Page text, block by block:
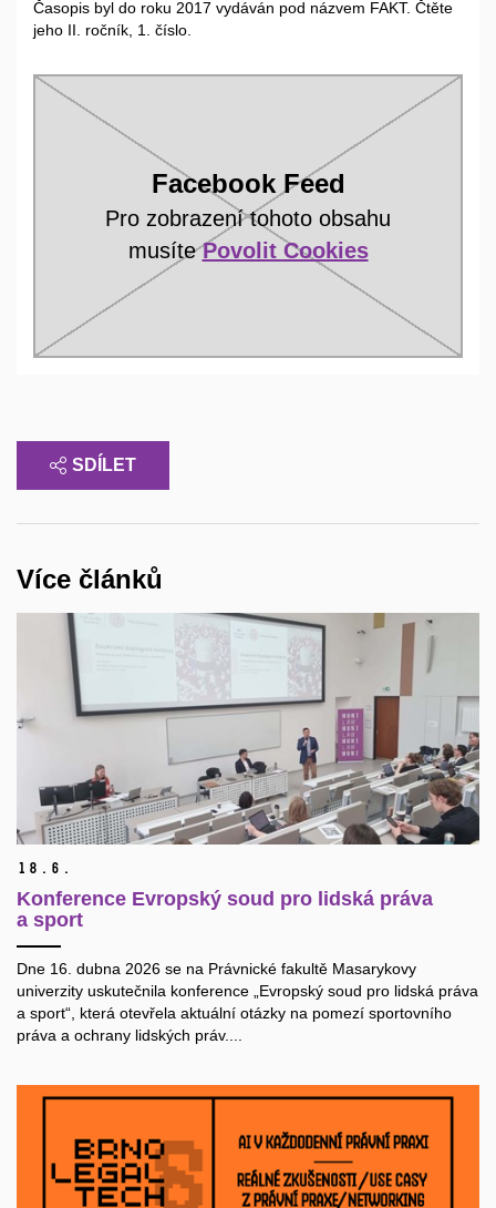
Časopis byl do roku 2017 vydáván pod názvem FAKT. Čtěte
jeho II. ročník, 1. číslo.
Facebook Feed
Pro zobrazení tohoto obsahu
musítePovolit Cookies
SDÍLET
Více článků
18. 6.
Konference Evropský soud pro lidská práva
a sport
Dne 16. dubna 2026 se na Právnické fakultě Masarykovy
univerzity uskutečnila konference „Evropský soud pro lidská práva
a sport“, která otevřela aktuální otázky na pomezí sportovního
práva a ochrany lidských práv....